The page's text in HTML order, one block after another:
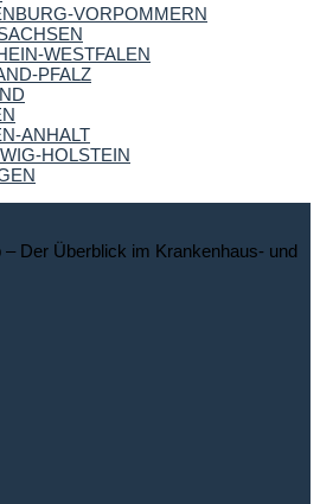
VORPOMMERN
WESTFALEN
PFALZ
ANHALT
HOLSTEIN
Der Überblick im Krankenhaus- und